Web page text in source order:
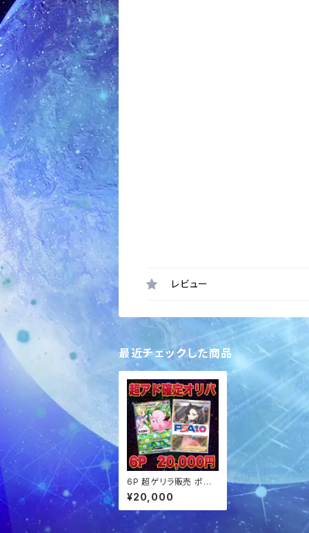
レビュー
最近チェックした商品
6P 超ゲリラ販売 ポケ
カ 超アド確定パック オ
リパ
¥20,000